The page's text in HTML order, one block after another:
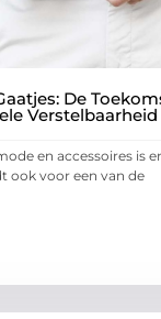
De
Verstelbaarheid
en accessoires is
ook voor een van de